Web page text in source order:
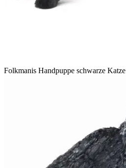
Folkmanis Handpuppe schwarze Katze